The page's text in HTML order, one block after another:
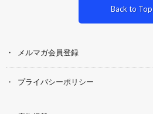
Back to Top
メルマガ会員登録
プライバシーポリシー